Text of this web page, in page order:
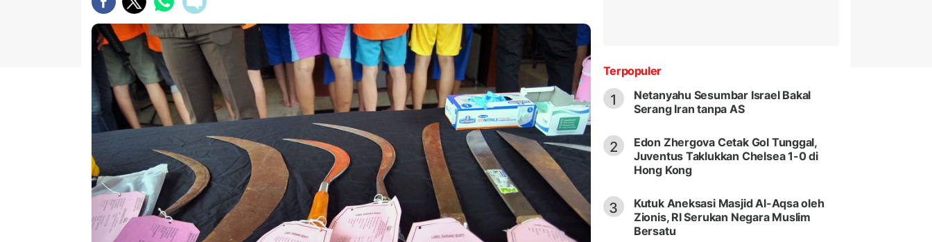
Terpopuler
1
Netanyahu Sesumbar Israel Bakal
Serang Iran tanpa AS
2
Edon Zhergova Cetak Gol Tunggal,
Juventus Taklukkan Chelsea 1-0 di
Hong Kong
3
Kutuk Aneksasi Masjid Al-Aqsa oleh
Zionis, RI Serukan Negara Muslim
Bersatu